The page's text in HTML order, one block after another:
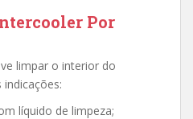
Por
limpar o interior do
líquido de limpeza;